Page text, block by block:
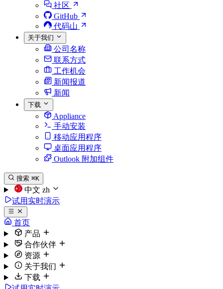
社区
GitHub
代码山
关于我们
公司名称
联系方式
工作机会
新闻报道
新闻
下载
Appliance
手动安装
移动应用程序
桌面应用程序
Outlook 附加组件
搜索 ⌘K
中文 zh
试用实时演示
首页
产品
合作伙伴
资源
关于我们
下载